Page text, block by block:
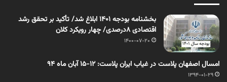
بخشنامه بودجه ۱۴۰۱ ابلاغ شد/ تأکید بر تحقق رشد
اقتصادی ۸درصدی/ چهار رویکرد کلان
1400-07-20
امسال اصفهان پلاست در غیاب ایران پلاست: 12-15 آبان ماه 94
1394-01-29